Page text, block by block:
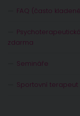
FAQ (často
zdarma
Semináře
Sportovní terapeut